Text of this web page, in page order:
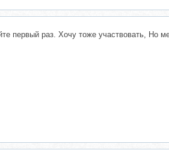
первый раз. Хочу тоже участвовать, Но